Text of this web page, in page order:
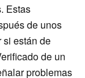
Estas
de unos
si están de
de un
problemas